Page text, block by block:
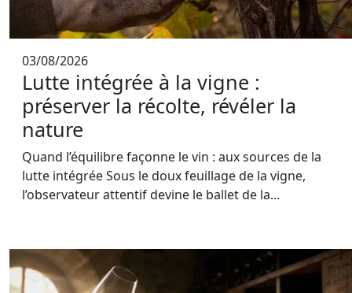
03/08/2026
Lutte intégrée à la vigne :
préserver la récolte, révéler la
nature
Quand l’équilibre façonne le vin : aux sources de la
lutte intégrée Sous le doux feuillage de la vigne,
l’observateur attentif devine le ballet de la...